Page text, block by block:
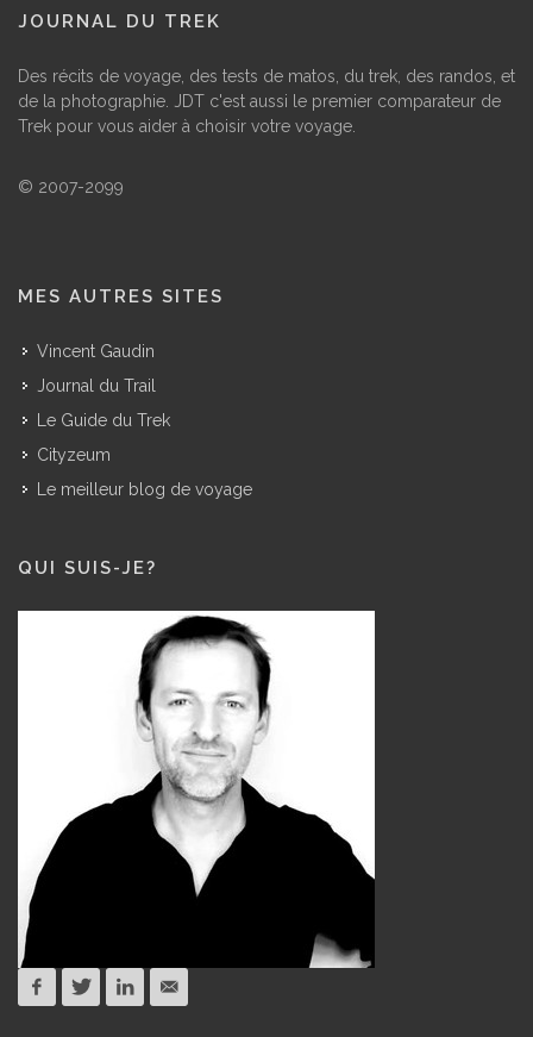
JOURNAL DU TREK
Des récits de voyage, des tests de matos, du trek, des randos, et
de la photographie. JDT c'est aussi le premier comparateur de
Trek pour vous aider à choisir votre voyage.
© 2007-2099
MES AUTRES SITES
Vincent Gaudin
Journal du Trail
Le Guide du Trek
Cityzeum
Le meilleur blog de voyage
QUI SUIS-JE?